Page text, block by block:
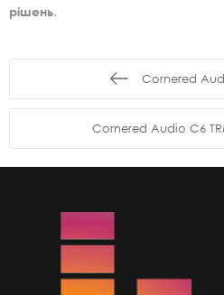
рішень.
Cornered
Cornered Audio C6